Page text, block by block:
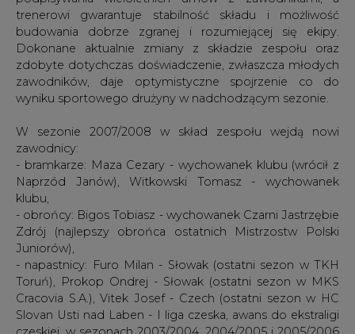
Juniorów),
- napastnicy: Furo Milan - Słowak (ostatni sezon w TKH
Toruń), Prokop Ondrej - Słowak (ostatni sezon w MKS
Cracovia S.A.), Vitek Josef - Czech (ostatni sezon w HC
Slovan Usti nad Laben - I liga czeska, awans do ekstraligi
czeskiej, w sezonach 2003/2004, 2004/2005 i 2005/2006
HC Trinec i HC Plzen - ekstraliga czeska), Sowiński Marek
- wychowanek Naprzód Janów, Stróżyk Mateusz -
wychowanek klubu, Ziółkowski Tomasz - wychowanek
klubu, ponadto do zespołu seniorów zostali zgłoszeni
nasi wychowankowie - aktualni uczniowie III klasy Szkoły
Mistrzostwa Sportowego w Sosnowcu: obrońca: Kabat
Marcin oraz napastnicy: Maj Dawid i Wróbel Marek.
- ENERGA jest sponsorem kilku znakomitych drużyn.
M.in. współpraca z gdańskimi hokeistami pozwoliła na
wypracowanie dobrze funkcjonującego modelu
sponsoringu sportowego. Wierzę, że klub i jego kibice
wciąż dobrze będą służyć promocji naszej marki i
przekazywać pozytywną energię - dodał Janusz